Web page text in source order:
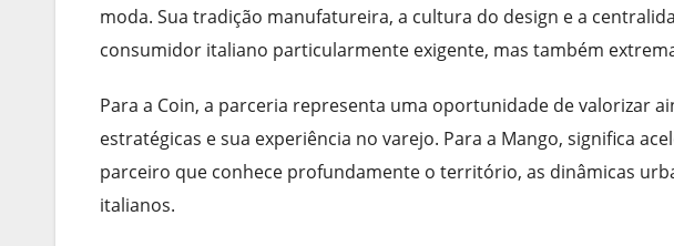
moda. Sua tradição manufatureira, a cultura do design e a
consumidor italiano particularmente exigente, mas também
Para a Coin, a parceria representa uma oportunidade de valorizar
estratégicas e sua experiência no varejo. Para a Mango, significa
parceiro que conhece profundamente o território, as dinâmicas
italianos.